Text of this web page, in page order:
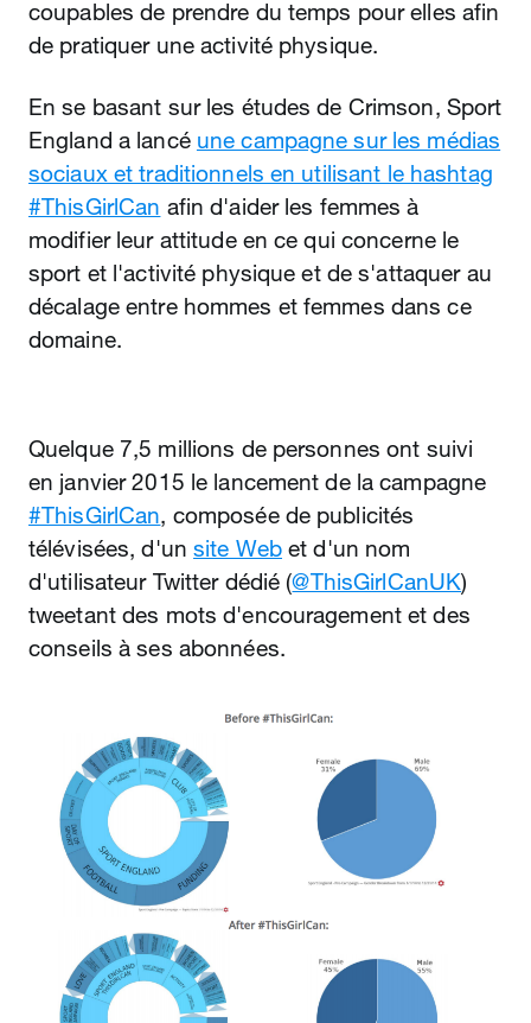
coupables de prendre du temps pour elles afin
de pratiquer une activité physique.
En se basant sur les études de Crimson, Sport
England a lancé une campagne sur les médias
sociaux et traditionnels en utilisant le hashtag
#ThisGirlCan afin d'aider les femmes à
modifier leur attitude en ce qui concerne le
sport et l'activité physique et de s'attaquer au
décalage entre hommes et femmes dans ce
domaine.
Quelque 7,5 millions de personnes ont suivi
en janvier 2015 le lancement de la campagne
#ThisGirlCan, composée de publicités
télévisées, d'unsite Web et d'un nom
d'utilisateur Twitter dédié (@ThisGirlCanUK)
tweetant des mots d'encouragement et des
conseils à ses abonnées.